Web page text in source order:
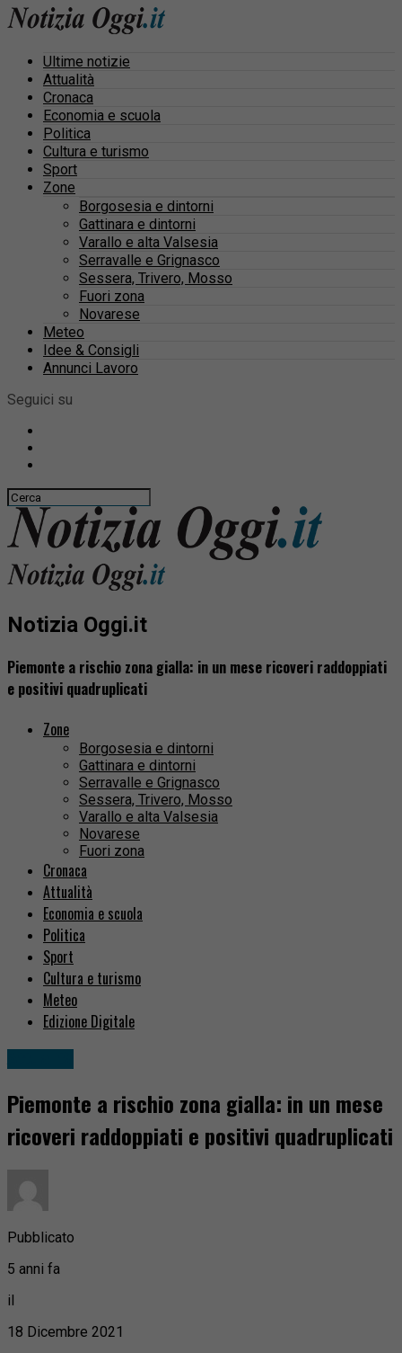
Ultime notizie
Attualità
Cronaca
Economia e scuola
Politica
Cultura e turismo
Sport
Zone
Borgosesia e dintorni
Gattinara e dintorni
Varallo e alta Valsesia
Serravalle e Grignasco
Sessera, Trivero, Mosso
Fuori zona
Novarese
Meteo
Idee & Consigli
Annunci Lavoro
Seguici su
Notizia Oggi.it
Piemonte a rischio zona gialla: in un mese ricoveri raddoppiati
e positivi quadruplicati
Zone
Borgosesia e dintorni
Gattinara e dintorni
Serravalle e Grignasco
Sessera, Trivero, Mosso
Varallo e alta Valsesia
Novarese
Fuori zona
Cronaca
Attualità
Economia e scuola
Politica
Sport
Cultura e turismo
Meteo
Edizione Digitale
Piemonte a rischio zona gialla: in un mese
ricoveri raddoppiati e positivi quadruplicati
Pubblicato
5 anni fa
il
18 Dicembre 2021